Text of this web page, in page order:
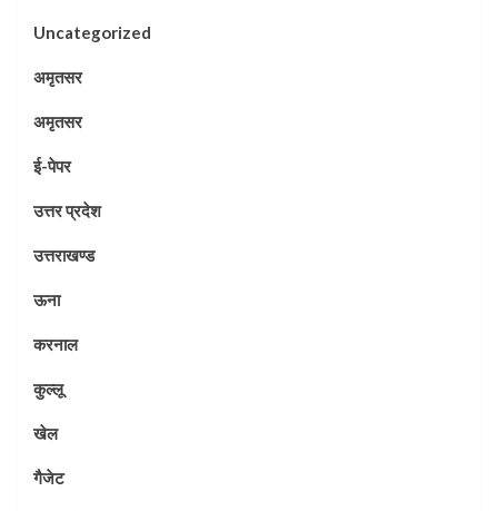
Uncategorized
अमृतसर
अमृतसर
ई-पेपर
उत्तर प्रदेश
उत्तराखण्ड
ऊना
करनाल
कुल्लू
खेल
गैजेट